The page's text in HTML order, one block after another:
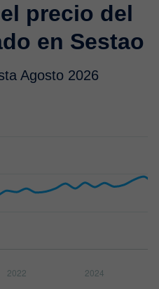
precio del
en Sestao
Agosto 2026